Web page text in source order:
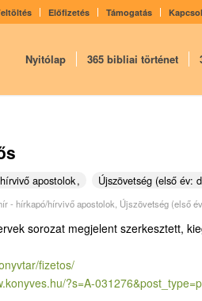
Előfizetés Támogatás
Nyitólap 365 bibliai történet
apostolok Újszövetség (első év:
- hírkapó/hírvivő apostolok Újszövetség (első
sorozat megjelent szerkesztett,
fizetos/
?s=A-